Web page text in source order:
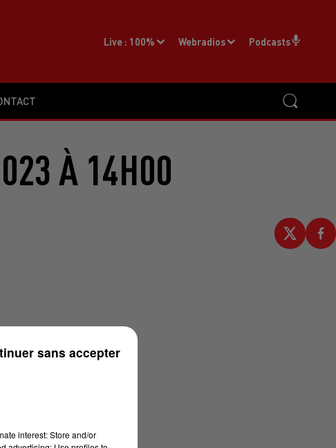
Live : 100% Webradios Podcasts
À 14H00
interest: Store and/or
sans accepter